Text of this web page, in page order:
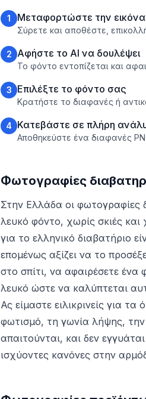
1 Μεταφορτώστε την
Σύρετε και αποθέστε,
2 Αφήστε το AI να δουλέψει
Το φόντο εντοπίζεται και
3 Επιλέξτε το φόντο σας
Κρατήστε το διαφανές ή
4 Κατεβάστε σε πλήρη
Αποθηκεύστε ένα διαφανές
Φωτογραφίες
Στην Ελλάδα οι φωτογραφίες
λευκό φόντο, χωρίς σκιές και
για το ελληνικό διαβατήριο
επομένως αξίζει να το
στο σπίτι, να αφαιρέσετε
λευκό ώστε να καλύπτεται
Ας είμαστε ειλικρινείς για
φωτισμό, τη γωνία λήψης,
απαιτούνται, και δεν
ισχύοντες κανόνες στην